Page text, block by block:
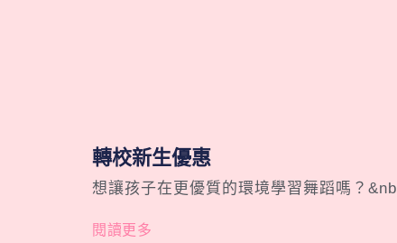
轉校新生優惠
想讓孩子在更優質的環境學習舞蹈嗎？&nb
閱讀更多